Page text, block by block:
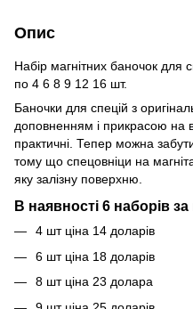
Опис
Набір магнітних баночок для
по 4 6 8 9 12 16 шт.
Баночки для спецій з
доповненням і прикрасою на
практичні. Тепер можна
тому що спецовніци на
яку залізну поверхню.
В наявності 6 наборів
4 шт ціна 14 доларів
6 шт ціна 18 доларів
8 шт ціна 23 долара